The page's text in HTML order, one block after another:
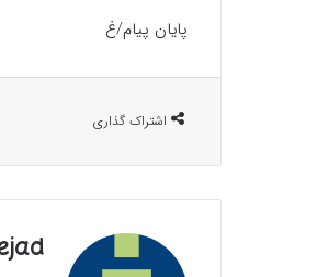
پایان پیام/غ
اشتراک گذاری